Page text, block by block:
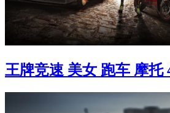
王牌竞速 美女 跑车 摩托